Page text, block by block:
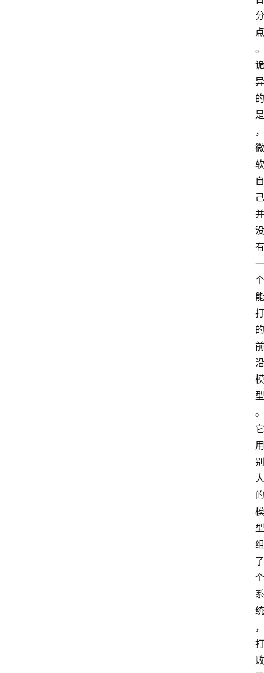
分
点
。
诡
异
的
是
，
微
软
自
己
并
没
有
一
个
能
打
的
前
沿
模
型
。
它
用
别
人
的
模
型
组
了
个
系
统
，
打
败